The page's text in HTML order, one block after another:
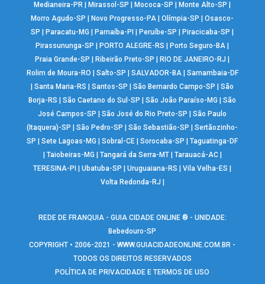
Medianeira-PR
Mirassol-SP Mococa-SP Monte Alto-SP
Morro Agudo-SP
Novo Progresso-PA |Olímpia-SP |Osasco-
SP
Paracatu-MG Parnaíba-PI Peruíbe-SP Piracicaba-SP
Pirassununga-SP
PORTO ALEGRE-RS Porto Seguro-BA
Praia Grande-SP
Ribeirão Preto-SP RIO DE JANEIRO-RJ
Rolim de Moura-RO
Salto-SP SALVADOR-BA| Samambaia-DF
|Santa Maria-RS |Santos-SP |São Bernardo Campo-SP |São
Borja-RS
|São Caetano do Sul-SP |São João Paraíso-MG |São
José Campos-SP
|São José do Rio Preto-SP |São Paulo
(Itaquera)-SP
|São Pedro-SP |São Sebastião-SP |Sertãozinho-
SP
|Sete Lagoas-MG |Sobral-CE |Sorocaba-SP |Taguatinga-DF
Taiobeiras-MG Tangará da Serra-MT| Tarauacá-AC|
TERESINA-PI
|Ubatuba-SP |Uruguaiana-RS |Vila Velha-ES
Volta Redonda-RJ
REDE DE FRANQUIA - GUIA CIDADE ONLINE ® - UNIDADE:
Bebedouro-SP
COPYRIGHT • 2006-2021 -WWW.GUIACIDADEONLINE.COM.BR -
TODOS OS DIREITOS RESERVADOS
POLÍTICA DE PRIVACIDADE E TERMOS DE USO